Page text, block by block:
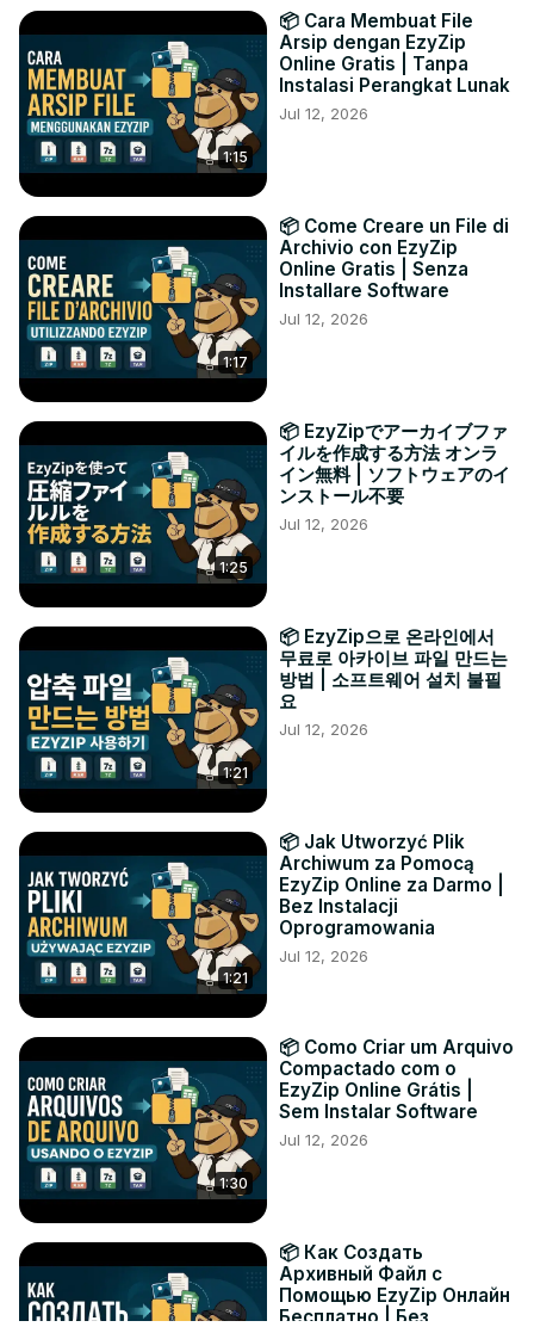
1:15
📦 Cara Membuat File
Arsip dengan EzyZip
Online Gratis | Tanpa
Instalasi Perangkat Lunak
Jul 12, 2026
1:17
📦 Come Creare un File di
Archivio con EzyZip
Online Gratis | Senza
Installare Software
Jul 12, 2026
1:25
📦 EzyZipでアーカイブファ
イルを作成する方法 オンラ
イン無料 | ソフトウェアのイ
ンストール不要
Jul 12, 2026
1:21
📦 EzyZip으로 온라인에서
무료로 아카이브 파일 만드는
방법 | 소프트웨어 설치 불필
요
Jul 12, 2026
1:21
📦 Jak Utworzyć Plik
Archiwum za Pomocą
EzyZip Online za Darmo |
Bez Instalacji
Oprogramowania
Jul 12, 2026
1:30
📦 Como Criar um Arquivo
Compactado com o
EzyZip Online Grátis |
Sem Instalar Software
Jul 12, 2026
📦 Как Создать
Архивный Файл с
Помощью EzyZip Онлайн
Бесплатно | Без